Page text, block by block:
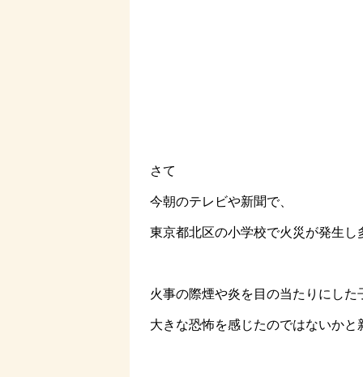
さて
今朝のテレビや新聞で、
東京都北区の小学校で火災が発生
火事の際煙や炎を目の当たりにした
大きな恐怖を感じたのではないか